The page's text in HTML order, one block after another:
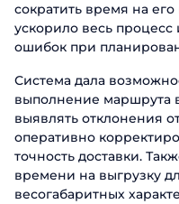
сократить время на его
ускорило весь
ошибок при
Система дала
выполнение маршрута
выявлять отклонения
оперативно
точность доставки.
времени на выгрузку
весогабаритных